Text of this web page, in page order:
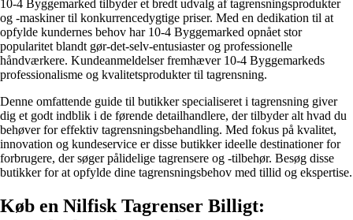
10-4 Byggemarked tilbyder et bredt udvalg af tagrensningsprodukter
og -maskiner til konkurrencedygtige priser. Med en dedikation til at
opfylde kundernes behov har 10-4 Byggemarked opnået stor
popularitet blandt gør-det-selv-entusiaster og professionelle
håndværkere. Kundeanmeldelser fremhæver 10-4 Byggemarkeds
professionalisme og kvalitetsprodukter til tagrensning.
Denne omfattende guide til butikker specialiseret i tagrensning giver
dig et godt indblik i de førende detailhandlere, der tilbyder alt hvad du
behøver for effektiv tagrensningsbehandling. Med fokus på kvalitet,
innovation og kundeservice er disse butikker ideelle destinationer for
forbrugere, der søger pålidelige tagrensere og -tilbehør. Besøg disse
butikker for at opfylde dine tagrensningsbehov med tillid og ekspertise.
Køb en Nilfisk Tagrenser Billigt: